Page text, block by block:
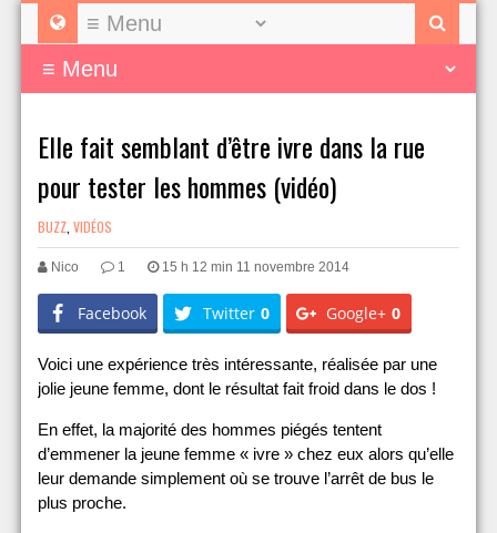
Elle fait semblant d’être ivre dans la rue
pour tester les hommes (vidéo)
BUZZ VIDÉOS
Nico 1 15 h 12 min 11 novembre 2014
Facebook Twitter 0 Google+ 0
Voici une expérience très intéressante, réalisée par une
jolie jeune femme, dont le résultat fait froid dans le dos !
En effet, la majorité des hommes piégés tentent
d’emmener la jeune femme « ivre » chez eux alors qu’elle
leur demande simplement où se trouve l’arrêt de bus le
plus proche.